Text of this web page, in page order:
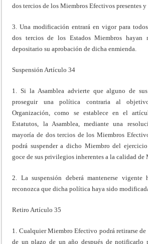
dos tercios de los Miembros Efectivos presentes
3. Una modificación entrará en vigor para
dos tercios de los Estados Miembros hayan
depositario su aprobación de dicha enmienda.
Suspensión Artículo 34
1. Si la Asamblea advierte que alguno de
proseguir una política contraria al
Organización, como se establece en el
Estatutos, la Asamblea, mediante una
mayoría de dos tercios de los Miembros
podrá suspender a dicho Miembro del
goce de sus privilegios inherentes a la calidad de
2. La suspensión deberá mantenerse vigente
reconozca que dicha política haya sido
Retiro Artículo 35
1. Cualquier Miembro Efectivo podrá retirarse
de un plazo de un año después de notificarlo